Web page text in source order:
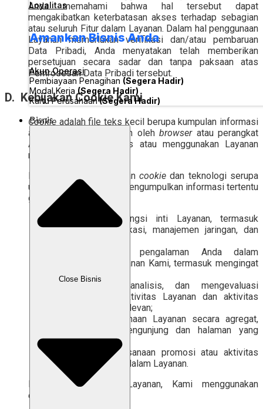
Loyalitas
Amankan Bisnis Anda
Akun Operasi
Pembiayaan Penagihan (Segera Hadir)
Modal Kerja (Segera Hadir)
Kartu Perusahaan(Segera Hadir)
Bisnis
Close Bisnis
Anda memahami bahwa hal tersebut dapat
mengakibatkan keterbatasan akses terhadap sebagian
atau seluruh Fitur dalam Layanan. Dalam hal penggunaan
Layanan memerlukan verifikasi dan/atau pembaruan
Data Pribadi, Anda menyatakan telah memberikan
persetujuan secara sadar dan tanpa paksaan atas
Pemrosesan Data Pribadi tersebut.
D. Kebijakan Cookie Kami
Cookie adalah file teks kecil berupa kumpulan informasi
atau data yang disimpan olehbrowseratau perangkat
Anda ketika mengakses atau menggunakan Layanan
melalui jaringan internet.
Kami dapat menggunakan cookie dan teknologi serupa
untuk secara otomatis mengumpulkan informasi tertentu
guna tujuan berikut:
memungkinkan fungsi inti Layanan, termasuk
keamanan, autentikasi, manajemen jaringan, dan
mempersonalisasi pengalaman Anda dalam
menggunakan Layanan Kami, termasuk mengingat
preferensi tertentu;
memantau, menganalisis, dan mengevaluasi
kinerja serta efektivitas Layanan dan aktivitas
pemasaran yang relevan;
mengukur penggunaan Layanan secara agregat,
seperti jumlah pengunjung dan halaman yang
diakses; dan
mendukung pelaksanaan promosi atau aktivitas
lain yang tersedia dalam Layanan.
Dalam menyediakan Layanan, Kami menggunakan
cookie